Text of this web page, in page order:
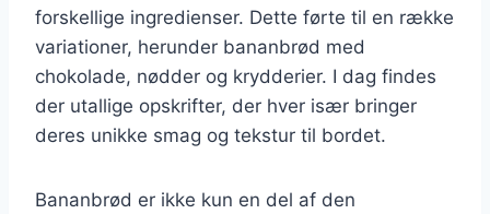
forskellige ingredienser. Dette førte til en række
variationer, herunder bananbrød med
chokolade, nødder og krydderier. I dag findes
der utallige opskrifter, der hver især bringer
deres unikke smag og tekstur til bordet.
Bananbrød er ikke kun en del af den